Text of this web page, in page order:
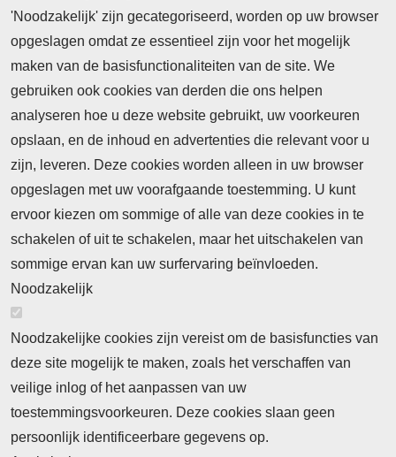
'Noodzakelijk' zijn gecategoriseerd, worden op uw browser
opgeslagen omdat ze essentieel zijn voor het mogelijk
maken van de basisfunctionaliteiten van de site. We
gebruiken ook cookies van derden die ons helpen
analyseren hoe u deze website gebruikt, uw voorkeuren
opslaan, en de inhoud en advertenties die relevant voor u
zijn, leveren. Deze cookies worden alleen in uw browser
opgeslagen met uw voorafgaande toestemming. U kunt
ervoor kiezen om sommige of alle van deze cookies in te
schakelen of uit te schakelen, maar het uitschakelen van
sommige ervan kan uw surfervaring beïnvloeden.
Noodzakelijk
Noodzakelijke cookies zijn vereist om de basisfuncties van
deze site mogelijk te maken, zoals het verschaffen van
veilige inlog of het aanpassen van uw
toestemmingsvoorkeuren. Deze cookies slaan geen
persoonlijk identificeerbare gegevens op.
Nieuws
Neem contact op
Algemene Leveringsvoorwaarden
Cookieverklaring
Privacyverklaring
Abonnementinformatie Inlogprocedure
Nieuws